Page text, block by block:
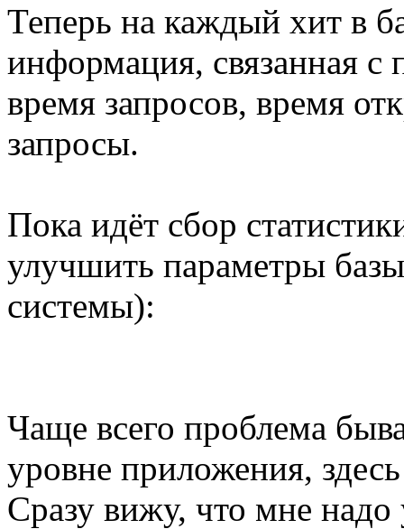
Теперь на каждый хит в
информация, связанная с
время запросов, время
запросы.
Пока идёт сбор
улучшить параметры
системы):
Чаще всего проблема
уровне приложения,
Сразу вижу, что мне